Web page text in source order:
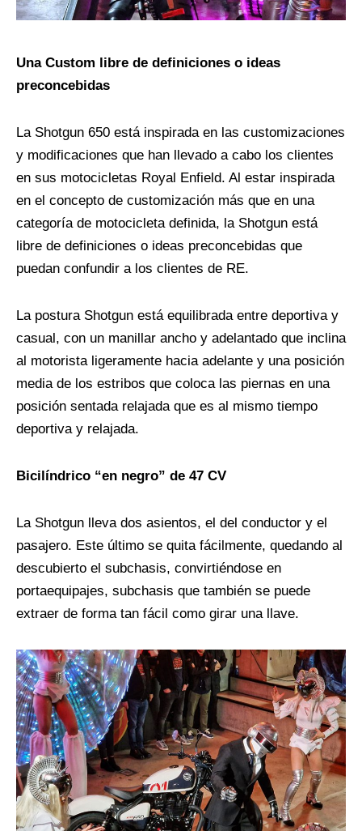
Una Custom libre de definiciones o ideas
preconcebidas
La Shotgun 650 está inspirada en las customizaciones
y modificaciones que han llevado a cabo los clientes
en sus motocicletas Royal Enfield. Al estar inspirada
en el concepto de customización más que en una
categoría de motocicleta definida, la Shotgun está
libre de definiciones o ideas preconcebidas que
puedan confundir a los clientes de RE.
La postura Shotgun está equilibrada entre deportiva y
casual, con un manillar ancho y adelantado que inclina
al motorista ligeramente hacia adelante y una posición
media de los estribos que coloca las piernas en una
posición sentada relajada que es al mismo tiempo
deportiva y relajada.
Bicilíndrico “en negro” de 47 CV
La Shotgun lleva dos asientos, el del conductor y el
pasajero. Este último se quita fácilmente, quedando al
descubierto el subchasis, convirtiéndose en
portaequipajes, subchasis que también se puede
extraer de forma tan fácil como girar una llave.